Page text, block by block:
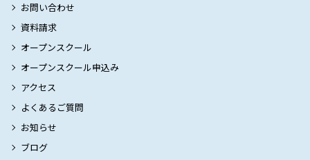
お問い合わせ
資料請求
オープンスクール
オープンスクール申込み
アクセス
よくあるご質問
お知らせ
ブログ